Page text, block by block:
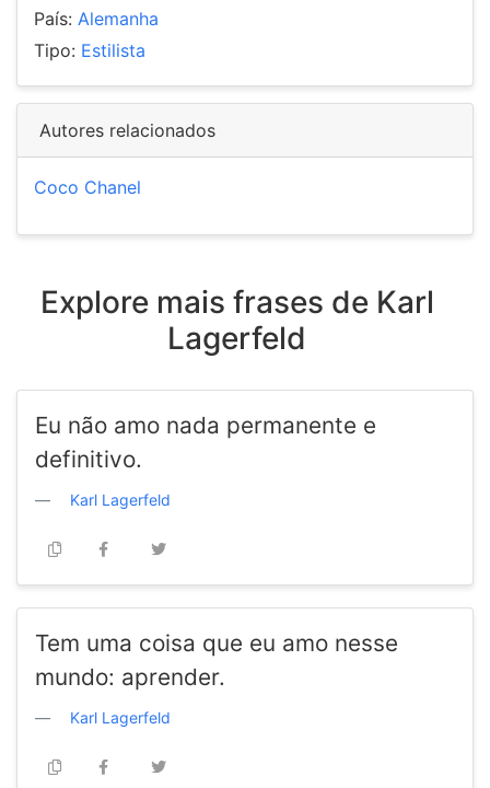
País: Alemanha
Tipo: Estilista
Autores relacionados
Coco Chanel
Explore mais frases de Karl
Lagerfeld
Eu não amo nada permanente e
definitivo.
Karl Lagerfeld
Tem uma coisa que eu amo nesse
mundo: aprender.
Karl Lagerfeld